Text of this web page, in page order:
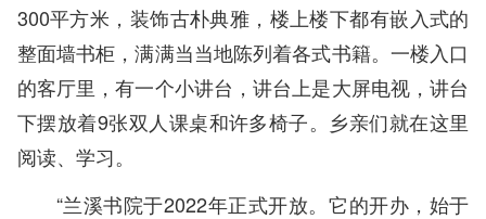
300平方米，装饰古朴典雅，楼上楼下都有嵌入式的
整面墙书柜，满满当当地陈列着各式书籍。一楼入口
的客厅里，有一个小讲台，讲台上是大屏电视，讲台
下摆放着9张双人课桌和许多椅子。乡亲们就在这里
阅读、学习。
“兰溪书院于2022年正式开放。它的开办，始于